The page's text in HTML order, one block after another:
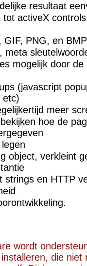
resultaat
activeX
GIF, PNG, en BMP
meta
mogelijk door
(javascript
etc)
meer
hoe de
object, verkleint
strings en HTTP
wordt
die niet